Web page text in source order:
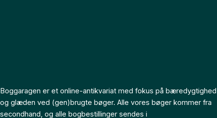
Boggaragen er et online-antikvariat med fokus på bæredygtighed
og glæden ved (gen)brugte bøger. Alle vores bøger kommer fra
secondhand, og alle bogbestillinger sendes i